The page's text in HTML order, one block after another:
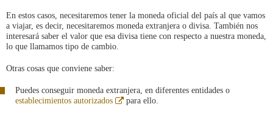
En estos casos, necesitaremos tener la moneda oficial del país al que vamos
a viajar, es decir, necesitaremos moneda extranjera o divisa. También nos
interesará saber el valor que esa divisa tiene con respecto a nuestra moneda,
lo que llamamos tipo de cambio.
Otras cosas que conviene saber:
Puedes conseguir moneda extranjera, en diferentes entidades o
establecimientos autorizados
Abre
en
para ello.